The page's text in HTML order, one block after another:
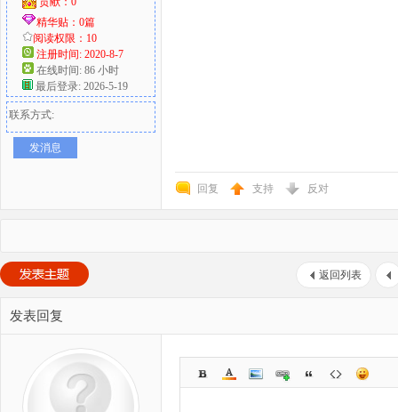
精华贴：0篇
阅读权限：10
注册时间: 2020-8-7
在线时间: 86 小时
最后登录: 2026-5-19
联系方式:
发消息
回复 支持 反对
返回列表
发表回复